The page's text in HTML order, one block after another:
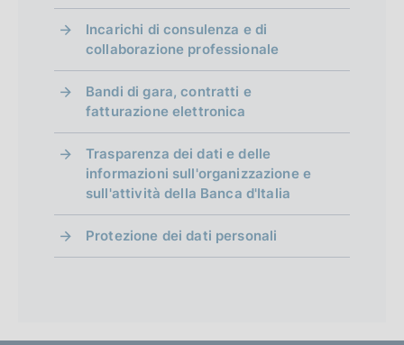
Incarichi di consulenza e di
collaborazione professionale
Bandi di gara, contratti e
fatturazione elettronica
Trasparenza dei dati e delle
informazioni sull'organizzazione e
sull'attività della Banca d'Italia
Protezione dei dati personali